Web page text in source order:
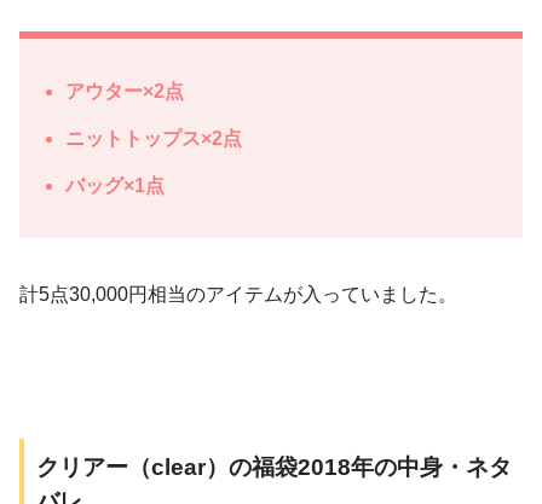
アウター×2点
ニットトップス×2点
バッグ×1点
計5点30,000円相当のアイテムが入っていました。
クリアー（clear）の福袋2018年の中身・ネタ